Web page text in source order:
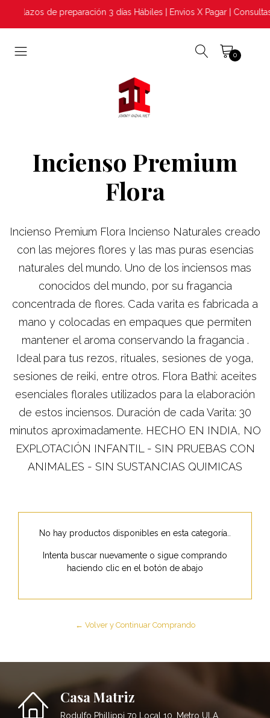
Plazos de preparación 3 días Hábiles | Envios X Pagar |
0
Incienso Premium
Flora
Incienso Premium Flora Incienso Naturales creado
con las mejores flores y las mas puras esencias
naturales del mundo. Uno de los inciensos mas
conocidos del mundo, por su fragancia
concentrada de flores. Cada varita es fabricada a
mano y colocadas en empaques que permiten
mantener el aroma conservando la fragancia .
Ideal para tus rezos, rituales, sesiones de yoga,
sesiones de reiki, entre otros. Flora Bathi: aceites
esenciales florales utilizados para la elaboración
de estos inciensos. Duración de cada Varita: 30
minutos aproximadamente. HECHO EN INDIA, NO
EXPLOTACIÓN INFANTIL - SIN PRUEBAS CON
ANIMALES - SIN SUSTANCIAS QUIMICAS
No hay productos disponibles en esta categoría..
Intenta buscar nuevamente o sigue comprando
haciendo clic en el botón de abajo
← Volver y Continuar Comprando
Casa Matriz
Rodulfo Phillippi 70 Local 10, Metro ULA,